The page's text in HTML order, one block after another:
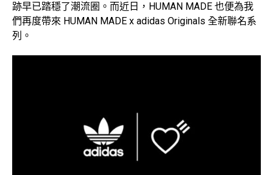
跡早已踏穩了潮流圈。而近日，HUMAN MADE 也便為我
們再度帶來 HUMAN MADE x adidas Originals 全新聯名系
列。